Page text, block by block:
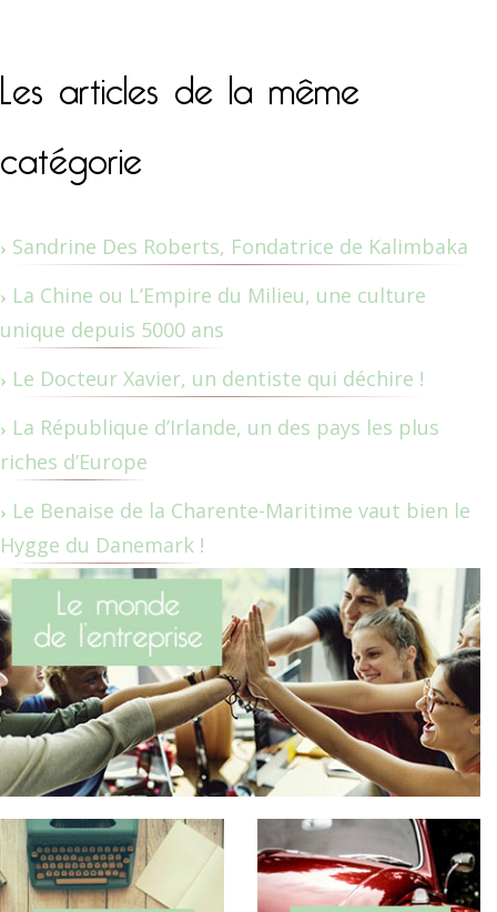
Les articles de la même
catégorie
Sandrine Des Roberts, Fondatrice de Kalimbaka
La Chine ou L’Empire du Milieu, une culture
unique depuis 5000 ans
Le Docteur Xavier, un dentiste qui déchire !
La République d’Irlande, un des pays les plus
riches d’Europe
Le Benaise de la Charente-Maritime vaut bien le
Hygge du Danemark !